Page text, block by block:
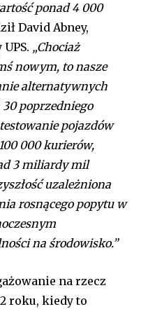
ponad 4 000
David Abney,
„Chociaż
nowym, to nasze
alternatywnych
poprzedniego
pojazdów
000 kurierów,
3 miliardy mil
uzależniona
rosnącego popytu w
na środowisko.”
na rzecz
roku, kiedy to